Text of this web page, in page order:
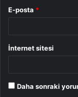
E-posta *
İnternet sitesi
Daha sonraki